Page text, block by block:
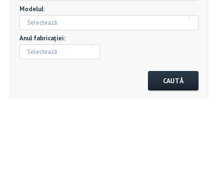
Modelul:
Selectează
Anul fabricației:
Selectează